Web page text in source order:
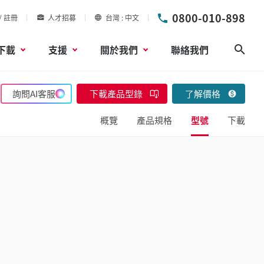
註冊 人才招募 台灣 中文 0800-010-898
載 支援 關於我們 聯絡我們
詢問AI客服 下載產品型錄 了解價格
概覽 產品規格 型號 下載